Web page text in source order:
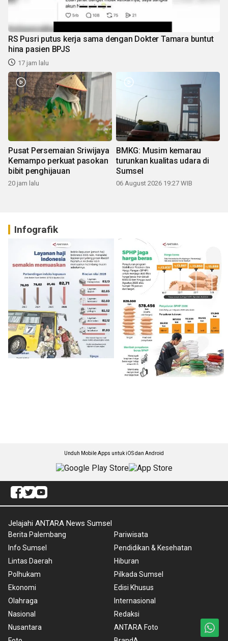
RS Pusri putus kerja sama dengan Dokter Tamara buntut
hina pasien BPJS
17 jam lalu
Pusat Persemaian Sriwijaya
Kemampo perkuat pasokan
bibit penghijauan
20 jam lalu
BMKG: Musim kemarau
turunkan kualitas udara di
Sumsel
06 August 2026 19:27 WIB
Infografik
Unduh Mobile Apps untuk iOS dan Android
Jelajahi ANTARA News Sumsel
Berita Palembang
Info Sumsel
Lintas Daerah
Polhukam
Ekonomi
Olahraga
Nasional
Nusantara
Pariwisata
Pendidikan & Kesehatan
Hiburan
Pilkada Sumsel
Edisi Khusus
Internasional
Redaksi
ANTARA Foto